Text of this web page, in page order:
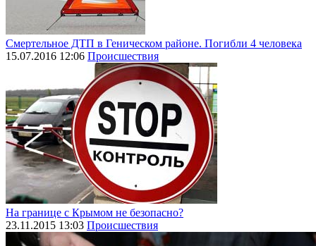
Смертельное ДТП в Геническом районе. Погибли 4 человека
15.07.2016 12:06 Происшествия
На границе с Крымом не безопасно?
23.11.2015 13:03 Происшествия